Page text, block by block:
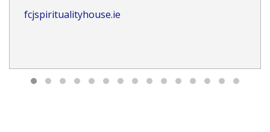
fcjspiritualityhouse.ie